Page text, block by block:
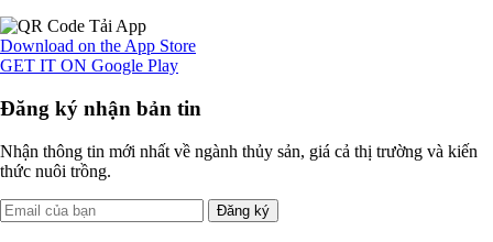
Download on the App Store
GET IT ON Google Play
Đăng ký nhận bản tin
Nhận thông tin mới nhất về ngành thủy sản, giá cả thị trường và kiến
thức nuôi trồng.
Đăng ký